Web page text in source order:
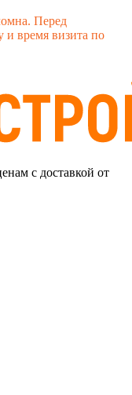
Перед
и время визита по
с доставкой от